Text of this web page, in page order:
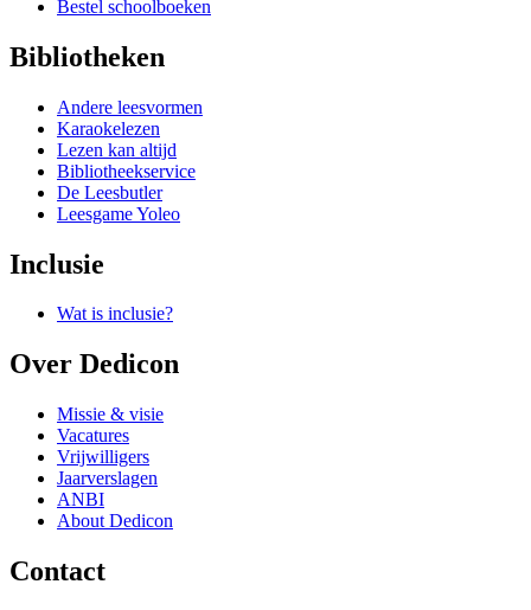
Bestel schoolboeken
Bibliotheken
Andere leesvormen
Karaokelezen
Lezen kan altijd
Bibliotheekservice
De Leesbutler
Leesgame Yoleo
Inclusie
Wat is inclusie?
Over Dedicon
Missie & visie
Vacatures
Vrijwilligers
Jaarverslagen
ANBI
About Dedicon
Contact